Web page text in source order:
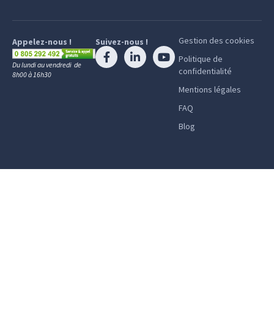
Appelez-nous !
Du lundi au vendredi de
8h00 à 16h30
Suivez-nous !
Gestion des cookies
Politique de
confidentialité
Mentions légales
FAQ
Blog